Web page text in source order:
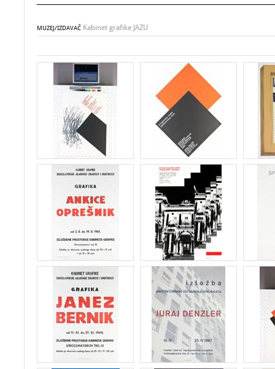
MUZEJ/IZDAVAČ Kabinet grafike JAZU